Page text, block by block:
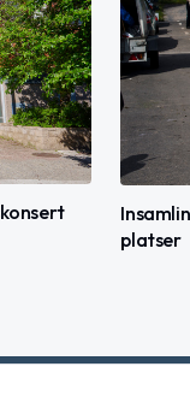
platser